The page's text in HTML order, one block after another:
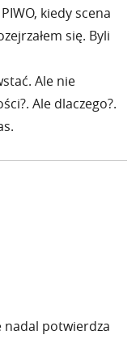
kiedy scena
się. Byli
Ale nie
Ale dlaczego?.
nadal potwierdza